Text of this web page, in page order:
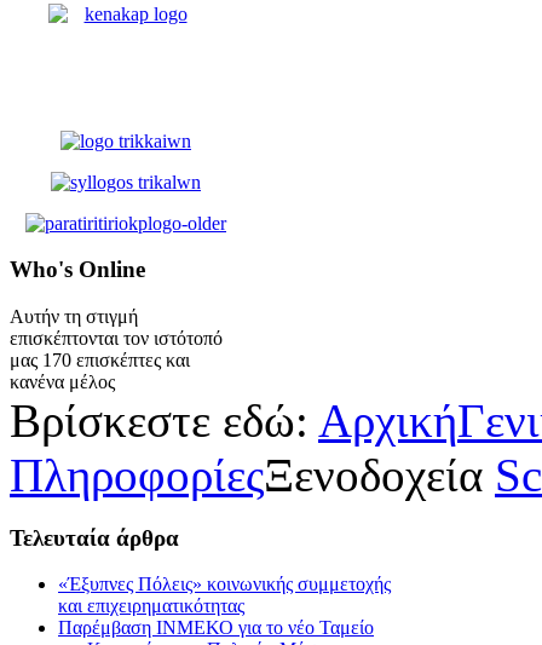
Who's Online
Αυτήν τη στιγμή
επισκέπτονται τον ιστότοπό
μας 170 επισκέπτες και
κανένα μέλος
Βρίσκεστε εδώ: Αρχική
ΠληροφορίεςΞενοδοχεία
Τελευταία άρθρα
«Έξυπνες Πόλεις» κοινωνικής συμμετοχής
και επιχειρηματικότητας
Παρέμβαση ΙΝΜΕΚΟ για το νέο Ταμείο